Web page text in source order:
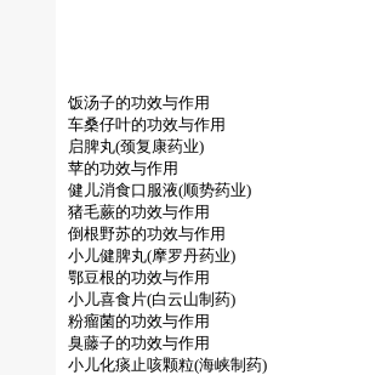
饭汤子的功效与作用
车桑仔叶的功效与作用
启脾丸(颈复康药业)
苹的功效与作用
健儿消食口服液(顺势药业)
猪毛蕨的功效与作用
倒根野苏的功效与作用
小儿健脾丸(摩罗丹药业)
鄂豆根的功效与作用
小儿喜食片(白云山制药)
粉瘤菌的功效与作用
臭藤子的功效与作用
小儿化痰止咳颗粒(海峡制药)